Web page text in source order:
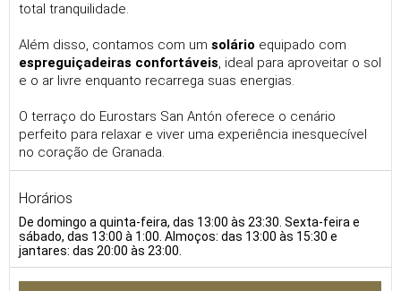
total tranquilidade.
Além disso, contamos com um solário equipado com
espreguiçadeiras confortáveis, ideal para aproveitar o sol
e o ar livre enquanto recarrega suas energias.
O terraço do Eurostars San Antón oferece o cenário
perfeito para relaxar e viver uma experiência inesquecível
no coração de Granada.
Horários
De domingo a quinta-feira, das 13:00 às 23:30. Sexta-feira e
sábado, das 13:00 à 1:00. Almoços: das 13:00 às 15:30 e
jantares: das 20:00 às 23:00.